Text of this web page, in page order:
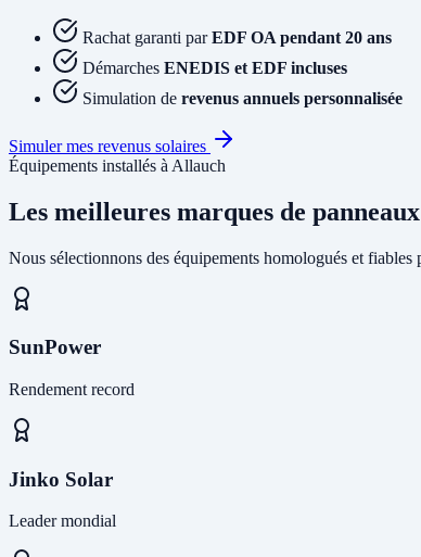
Rachat garanti parEDF OA pendant 20 ans
Démarches ENEDIS et EDF incluses
Simulation de revenus annuels personnalisée
Simuler mes revenus solaires
Équipements installés à Allauch
Les meilleures marques de
Nous sélectionnons des équipements homologués et
SunPower
Rendement record
Jinko Solar
Leader mondial